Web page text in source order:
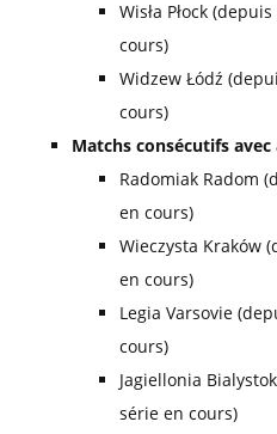
Wisła Płock
cours)
Widzew Łódź
cours)
Matchs consécutifs
Radomiak Radom
en cours)
Wieczysta Kraków
en cours)
Legia Varsovie
cours)
Jagiellonia
série en cours)